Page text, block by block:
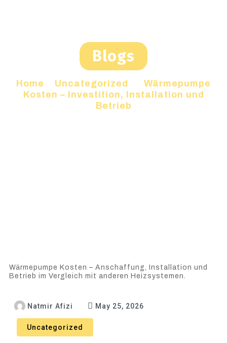
Blogs
Home Uncategorized
Wärmepumpe
Kosten – Investition, Installation und
Betrieb
Wärmepumpe Kosten – Anschaffung, Installation und
Betrieb im Vergleich mit anderen Heizsystemen.
Natmir Afizi May 25, 2026
Uncategorized